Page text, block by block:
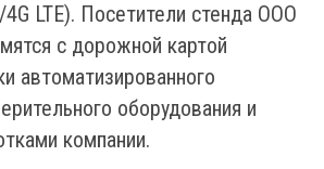
LTE). Посетители стенда ООО
с дорожной картой
автоматизированного
оборудования и
компании.